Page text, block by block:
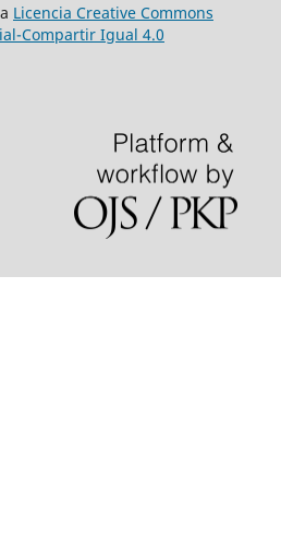
Licencia Creative Commons
Compartir Igual 4.0